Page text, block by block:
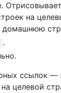
на
домашнюю
.
ссылок —
целевой